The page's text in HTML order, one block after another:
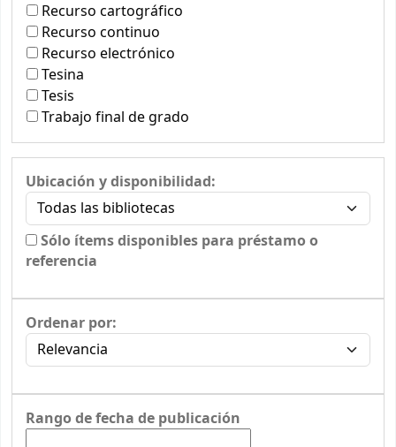
Recurso cartográfico
Recurso continuo
Recurso electrónico
Tesina
Tesis
Trabajo final de grado
Ubicación y disponibilidad:
Sólo ítems disponibles para préstamo o
referencia
Ordenar por:
Rango de fecha de publicación